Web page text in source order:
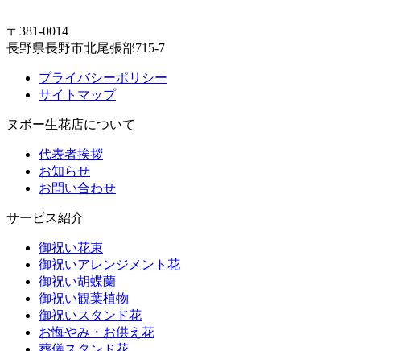
〒381-0014
長野県長野市北尾張部715-7
プライバシーポリシー
サイトマップ
ヌボー生花店について
代表者挨拶
お知らせ
お問い合わせ
サービス紹介
御祝い花束
御祝いアレンジメント花
御祝い胡蝶蘭
御祝い観葉植物
御祝いスタンド花
お悔やみ・お供え花